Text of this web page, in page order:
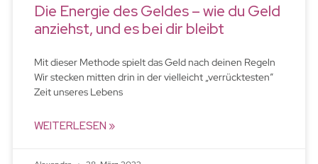
Die Energie des Geldes – wie du Geld
anziehst, und es bei dir bleibt
Mit dieser Methode spielt das Geld nach deinen Regeln
Wir stecken mitten drin in der vielleicht „verrücktesten”
Zeit unseres Lebens
WEITERLESEN »